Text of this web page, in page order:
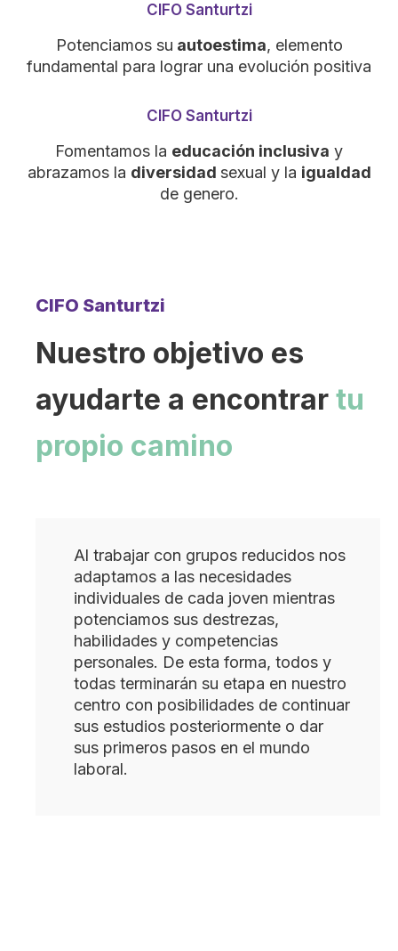
CIFO Santurtzi
Potenciamos su autoestima, elemento
fundamental para lograr una evolución positiva
CIFO Santurtzi
Fomentamos la educación inclusiva y
abrazamos la diversidad sexual y la igualdad
de genero.
CIFO Santurtzi
Nuestro objetivo es
ayudarte a encontrar tu
propio camino
Al trabajar con grupos reducidos nos
adaptamos a las necesidades
individuales de cada joven mientras
potenciamos sus destrezas,
habilidades y competencias
personales. De esta forma, todos y
todas terminarán su etapa en nuestro
centro con posibilidades de continuar
sus estudios posteriormente o dar
sus primeros pasos en el mundo
laboral.